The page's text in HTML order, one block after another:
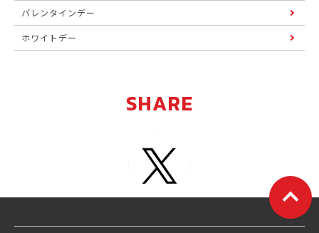
バレンタインデー
ホワイトデー
SHARE